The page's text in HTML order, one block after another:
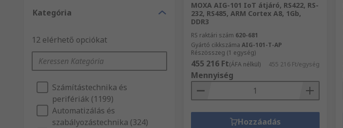
Kategória
12 elérhető opciókat
Számítástechnika és
perifériák (1199)
Automatizálás és
szabályozástechnika (324)
MOXA AIG-101 IoT átjáró, RS422, RS-
232, RS485, ARM Cortex A8, 1Gb,
DDR3
RS raktári szám 620-681
Gyártó cikkszáma AIG-101-T-AP
Részösszeg (1 egység)
455 216 Ft(ÁFA nélkül) 455 216 Ft/egység
Mennyiség
Hozzáadás